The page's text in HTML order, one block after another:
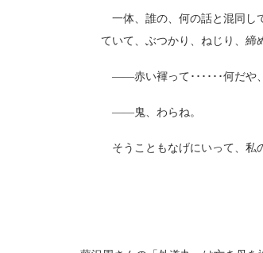
一体、誰の、何の話と混同し
ていて、ぶつかり、ねじり、締
――赤い褌って･･････何だや
――鬼、わらね。
そうこともなげにいって、私